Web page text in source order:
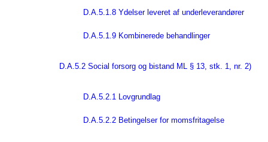
D.A.5.1.8 Ydelser leveret af underleverandører
D.A.5.1.9 Kombinerede behandlinger
D.A.5.2 Social forsorg og bistand ML § 13, stk. 1, nr. 2)
D.A.5.2.1 Lovgrundlag
D.A.5.2.2 Betingelser for momsfritagelse